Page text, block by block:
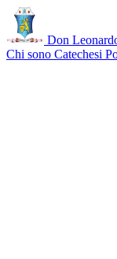
Don
Chi sono Catechesi